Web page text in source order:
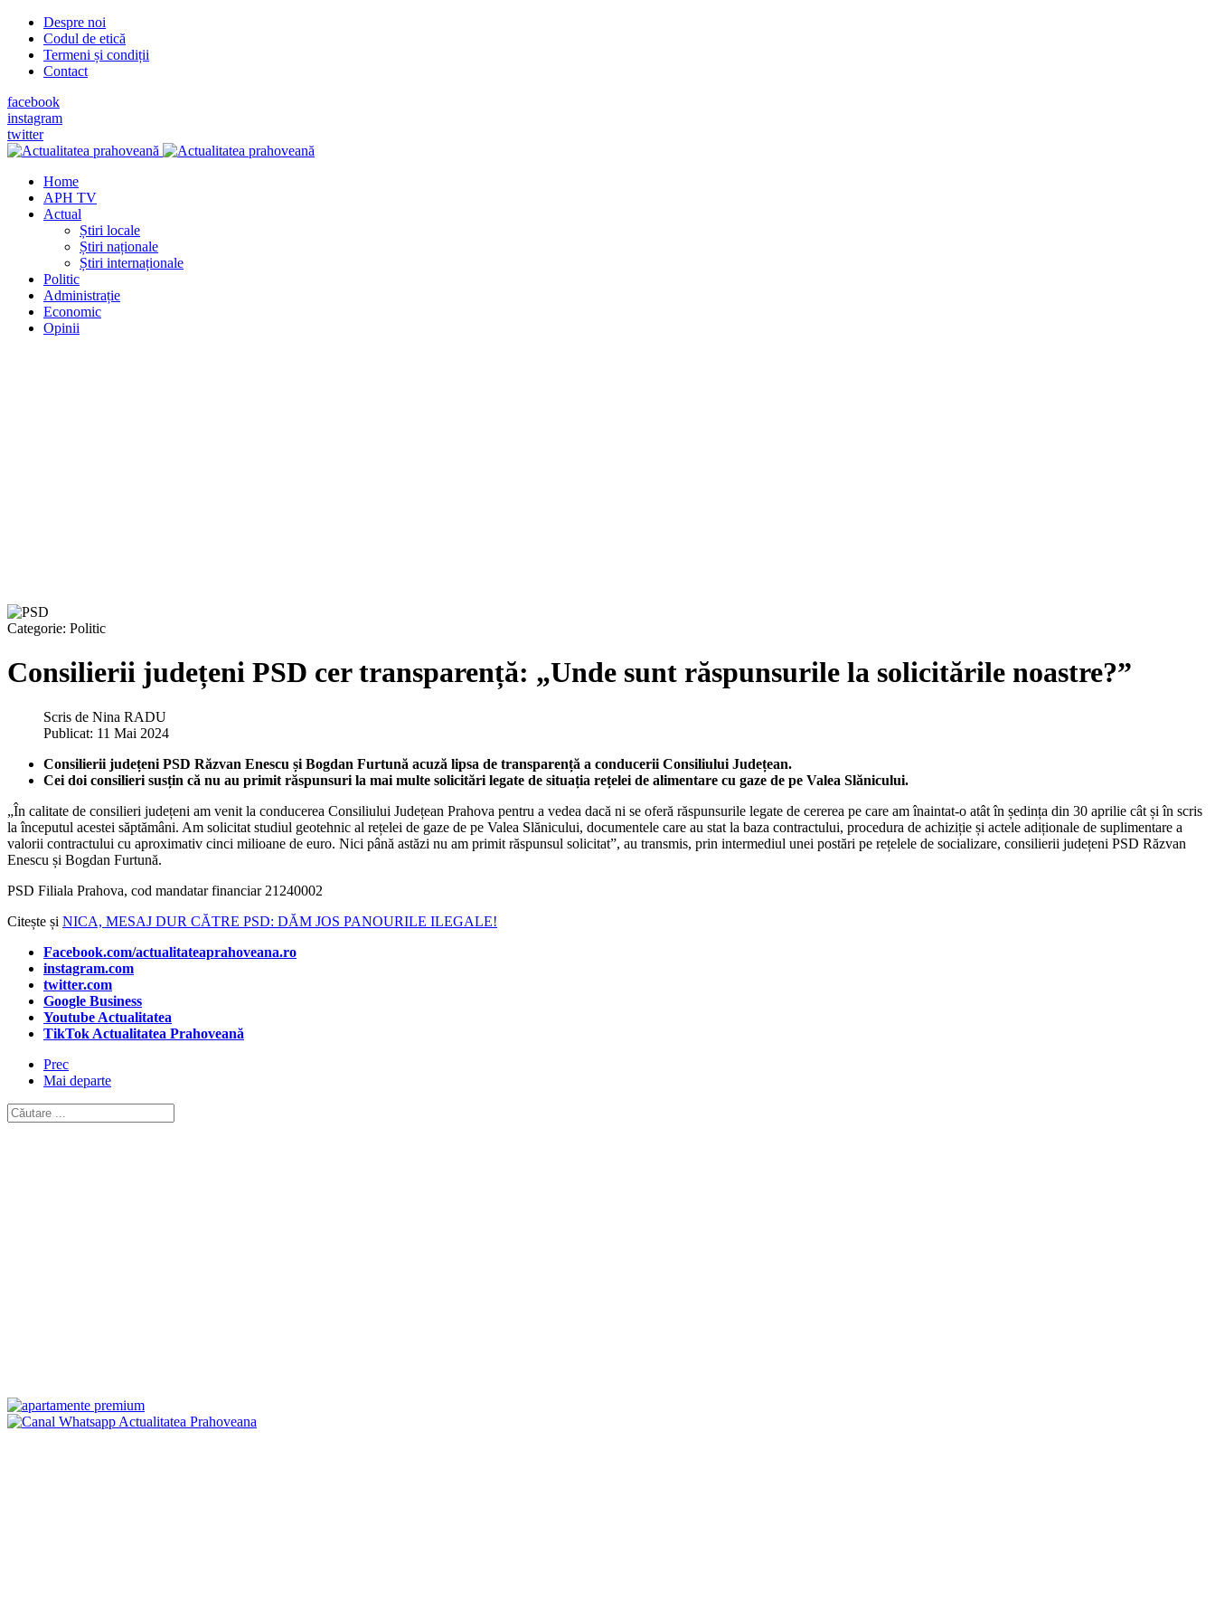
Despre noi
Codul de etică
Termeni și condiții
Contact
facebook
instagram
twitter
Home
APH TV
Actual
Știri locale
Știri naționale
Știri internaționale
Politic
Administrație
Economic
Opinii
Categorie: Politic
Consilierii județeni PSD cer transparență: „Unde sunt răspunsurile la solicitările noastre?”
Scris de Nina RADU
Publicat: 11 Mai 2024
Consilierii județeni PSD Răzvan Enescu și Bogdan Furtună acuză lipsa de transparență a conducerii Consiliului Județean.
Cei doi consilieri susțin că nu au primit răspunsuri la mai multe solicitări legate de situația rețelei de alimentare cu gaze de pe Valea Slănicului.
„În calitate de consilieri județeni am venit la conducerea Consiliului Județean Prahova pentru a vedea dacă ni se oferă răspunsurile legate de cererea pe care am înaintat-o atât în ședința din 30 aprilie cât și în scris
la începutul acestei săptămâni. Am solicitat studiul geotehnic al rețelei de gaze de pe Valea Slănicului, documentele care au stat la baza contractului, procedura de achiziție și actele adiționale de suplimentare a
valorii contractului cu aproximativ cinci milioane de euro. Nici până astăzi nu am primit răspunsul solicitat”, au transmis, prin intermediul unei postări pe rețelele de socializare, consilierii județeni PSD Răzvan
Enescu și Bogdan Furtună.
PSD Filiala Prahova, cod mandatar financiar 21240002
Citește și NICA, MESAJ DUR CĂTRE PSD: DĂM JOS PANOURILE ILEGALE!
Facebook.com/actualitateaprahoveana.ro
instagram.com
twitter.com
Google Business
Youtube Actualitatea
TikTok Actualitatea Prahoveană
Prec
Mai departe